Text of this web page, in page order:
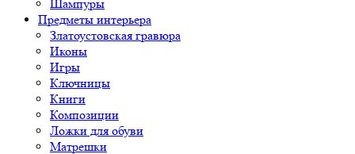
Шампуры
Предметы интерьера
Златоустовская гравюра
Иконы
Игры
Ключницы
Книги
Композиции
Ложки для обуви
Матрешки